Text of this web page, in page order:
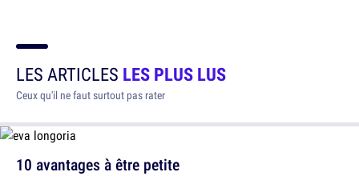
LES ARTICLES LES PLUS LUS
Ceux qu'il ne faut surtout pas rater
10 avantages à être petite